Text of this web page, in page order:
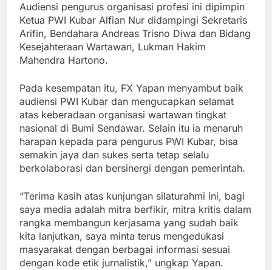
Audiensi pengurus organisasi profesi ini dipimpin
Ketua PWI Kubar Alfian Nur didampingi Sekretaris
Arifin, Bendahara Andreas Trisno Diwa dan Bidang
Kesejahteraan Wartawan, Lukman Hakim
Mahendra Hartono.
Pada kesempatan itu, FX Yapan menyambut baik
audiensi PWI Kubar dan mengucapkan selamat
atas keberadaan organisasi wartawan tingkat
nasional di Bumi Sendawar. Selain itu ia menaruh
harapan kepada para pengurus PWI Kubar, bisa
semakin jaya dan sukes serta tetap selalu
berkolaborasi dan bersinergi dengan pemerintah.
“Terima kasih atas kunjungan silaturahmi ini, bagi
saya media adalah mitra berfikir, mitra kritis dalam
rangka membangun kerjasama yang sudah baik
kita lanjutkan, saya minta terus mengedukasi
masyarakat dengan berbagai informasi sesuai
dengan kode etik jurnalistik,” ungkap Yapan.